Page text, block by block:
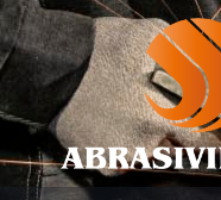
Skip
to
content